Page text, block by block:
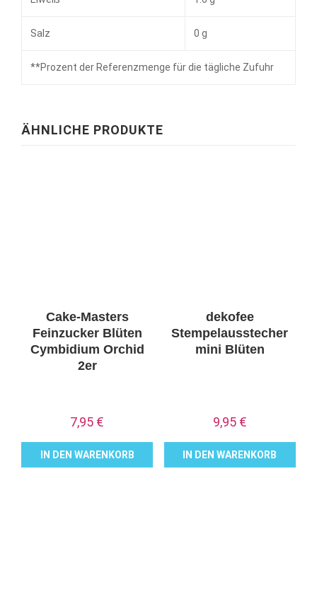
Salz 0 g
**Prozent der Referenzmenge für die tägliche Zufuhr
ÄHNLICHE PRODUKTE
Cake-Masters
Feinzucker Blüten
Cymbidium Orchid
2er
7,95 €
IN DEN WARENKORB
dekofee
Stempelausstecher
mini Blüten
9,95 €
IN DEN WARENKORB